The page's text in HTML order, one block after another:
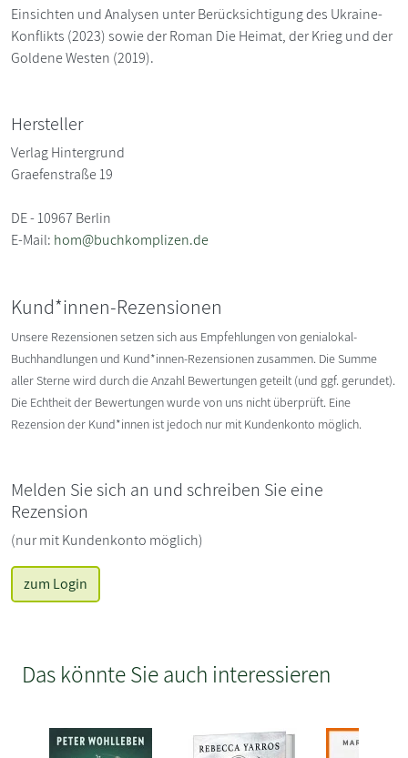
Einsichten und Analysen unter Berücksichtigung des Ukraine-
Konflikts (2023) sowie der Roman Die Heimat, der Krieg und der
Goldene Westen (2019).
Hersteller
Verlag Hintergrund
Graefenstraße 19
DE - 10967 Berlin
E-Mail: hom@buchkomplizen.de
Kund*innen-Rezensionen
Unsere Rezensionen setzen sich aus Empfehlungen von genialokal-
Buchhandlungen und Kund*innen-Rezensionen zusammen. Die Summe
aller Sterne wird durch die Anzahl Bewertungen geteilt (und ggf. gerundet).
Die Echtheit der Bewertungen wurde von uns nicht überprüft. Eine
Rezension der Kund*innen ist jedoch nur mit Kundenkonto möglich.
Melden Sie sich an und schreiben Sie eine
Rezension
(nur mit Kundenkonto möglich)
zum Login
Das könnte Sie auch interessieren